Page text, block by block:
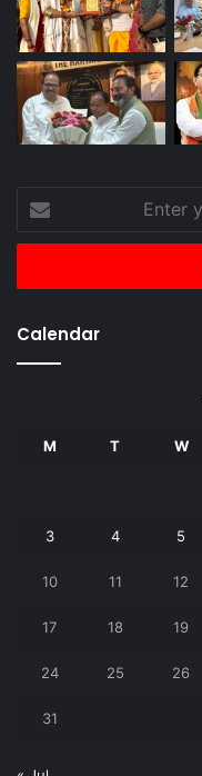
your
Email
Calendar
M T W
3 4 5
10 11 12
17 18 19
24 25 26
31